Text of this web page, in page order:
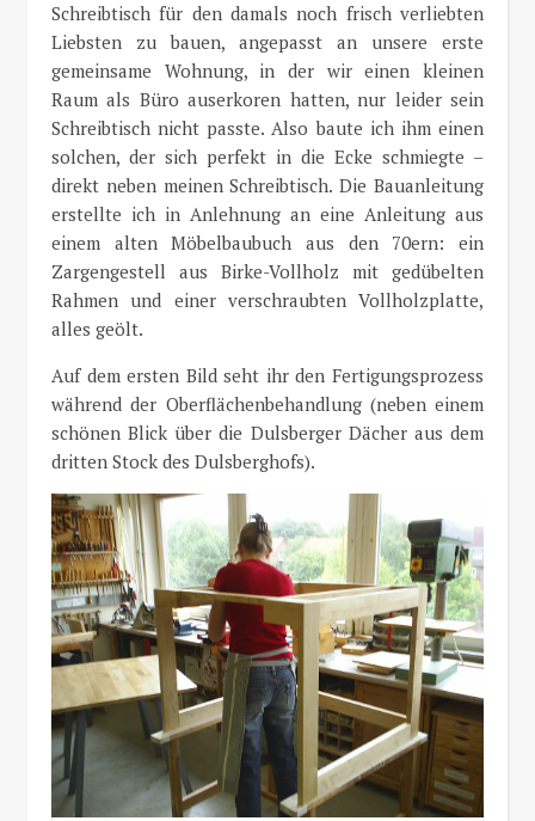
Schreibtisch für den damals noch frisch verliebten
Liebsten zu bauen, angepasst an unsere erste
gemeinsame Wohnung, in der wir einen kleinen
Raum als Büro auserkoren hatten, nur leider sein
Schreibtisch nicht passte. Also baute ich ihm einen
solchen, der sich perfekt in die Ecke schmiegte –
direkt neben meinen Schreibtisch. Die Bauanleitung
erstellte ich in Anlehnung an eine Anleitung aus
einem alten Möbelbaubuch aus den 70ern: ein
Zargengestell aus Birke-Vollholz mit gedübelten
Rahmen und einer verschraubten Vollholzplatte,
alles geölt.
Auf dem ersten Bild seht ihr den Fertigungsprozess
während der Oberflächenbehandlung (neben einem
schönen Blick über die Dulsberger Dächer aus dem
dritten Stock des Dulsberghofs).